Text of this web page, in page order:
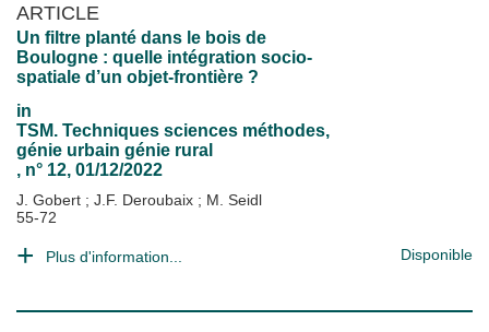
ARTICLE
Un filtre planté dans le bois de
Boulogne : quelle intégration socio-
spatiale d’un objet-frontière ?
in
TSM. Techniques sciences méthodes,
génie urbain génie rural
, n° 12, 01/12/2022
J. Gobert ; J.F. Deroubaix ; M. Seidl
55-72
Plus d'information... Disponible